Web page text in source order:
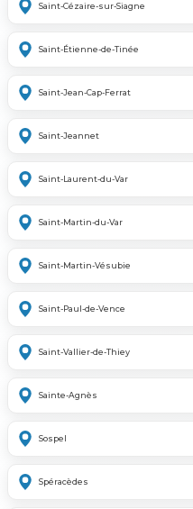
Saint-Cézaire-sur-Siagne
Saint-Étienne-de-Tinée
Saint-Jean-Cap-Ferrat
Saint-Jeannet
Saint-Laurent-du-Var
Saint-Martin-du-Var
Saint-Martin-Vésubie
Saint-Paul-de-Vence
Saint-Vallier-de-Thiey
Sainte-Agnès
Sospel
Spéracèdes